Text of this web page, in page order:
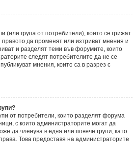
(или група от потребители), които се грижат
да променят или изтриват мнения и
и разделят теми във форумите, които
следят потребителите да не се
мнения, които са в разрез с
от потребители, които разделят форума
с които администраторите могат да
да членува в една или повече групи, като
Това предоставя на администраторите